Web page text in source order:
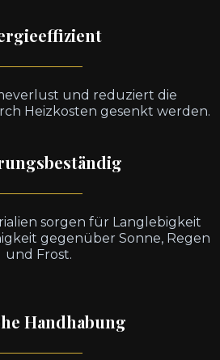
und reduziert die
Heizkosten gesenkt werden.
sorgen für Langlebigkeit
gegenüber Sonne, Regen
und Frost.
Handhabung